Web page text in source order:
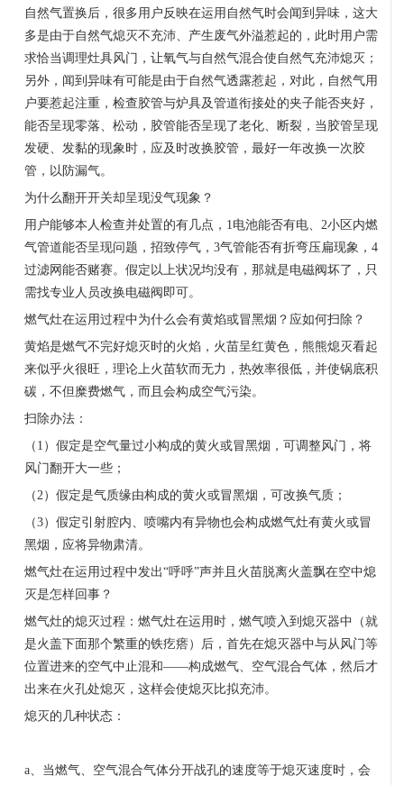
自然气置换后，很多用户反映在运用自然气时会闻到异味，这大
多是由于自然气熄灭不充沛、产生废气外溢惹起的，此时用户需
求恰当调理灶具风门，让氧气与自然气混合使自然气充沛熄灭；
另外，闻到异味有可能是由于自然气透露惹起，对此，自然气用
户要惹起注重，检查胶管与炉具及管道衔接处的夹子能否夹好，
能否呈现零落、松动，胶管能否呈现了老化、断裂，当胶管呈现
发硬、发黏的现象时，应及时改换胶管，最好一年改换一次胶
管，以防漏气。
为什么翻开开关却呈现没气现象？
用户能够本人检查并处置的有几点， 1电池能否有电、 2小区内燃
气管道能否呈现问题，招致停气， 3气管能否有折弯压扁现象， 4
过滤网能否赌赛。假定以上状况均没有，那就是电磁阀坏了，只
需找专业人员改换电磁阀即可。
燃气灶在运用过程中为什么会有黄焰或冒黑烟？应如何扫除？
黄焰是燃气不完好熄灭时的火焰，火苗呈红黄色，熊熊熄灭看起
来似乎火很旺，理论上火苗软而无力，热效率很低，并使锅底积
碳，不但糜费燃气，而且会构成空气污染。
扫除办法：
（ 1 ）假定是空气量过小构成的黄火或冒黑烟，可调整风门，将
风门翻开大一些；
（2）假定是气质缘由构成的黄火或冒黑烟，可改换气质；
（3）假定引射腔内、喷嘴内有异物也会构成燃气灶有黄火或冒
黑烟，应将异物肃清。
燃气灶在运用过程中发出“呼呼”声并且火苗脱离火盖飘在空中熄
灭是怎样回事？
燃气灶的熄灭过程：燃气灶在运用时，燃气喷入到熄灭器中（就
是火盖下面那个繁重的铁疙瘩）后，首先在熄灭器中与从风门等
位置进来的空气中止混和——构成燃气、空气混合气体，然后才
出来在火孔处熄灭，这样会使熄灭比拟充沛。
熄灭的几种状态：
a、当燃气、空气混合气体分开战孔的速度等于熄灭速度时，会